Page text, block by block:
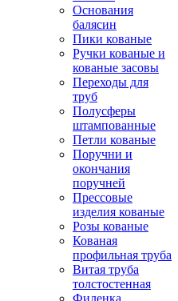
Основания
балясин
Пики кованые
Ручки кованые и
кованые засовы
Переходы для
труб
Полусферы
штампованные
Петли кованые
Поручни и
окончания
поручней
Прессовые
изделия кованые
Розы кованые
Кованая
профильная труба
Витая труба
толстостенная
Филенка